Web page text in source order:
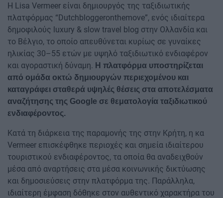
Η Lisa Vermeer είναι δημιουργός της ταξιδιωτικής
πλατφόρμας “Dutchbloggeronthemove”, ενός ιδιαίτερα
δημοφιλούς luxury & slow travel blog στην Ολλανδία και
το Βέλγιο, το οποίο απευθύνεται κυρίως σε γυναίκες
ηλικίας 30–55 ετών με υψηλό ταξιδιωτικό ενδιαφέρον
και αγοραστική δύναμη. Η πλατφόρμα υποστηρίζεται
από ομάδα οκτώ δημιουργών περιεχομένου και
καταγράφει σταθερά υψηλές θέσεις στα αποτελέσματα
αναζήτησης της Google σε θεματολογία ταξιδιωτικού
ενδιαφέροντος.
Κατά τη διάρκεια της παραμονής της στην Κρήτη, η κα
Vermeer επισκέφθηκε περιοχές και σημεία ιδιαίτερου
τουριστικού ενδιαφέροντος, τα οποία θα αναδειχθούν
μέσα από αναρτήσεις στα μέσα κοινωνικής δικτύωσης
και δημοσιεύσεις στην πλατφόρμα της. Παράλληλα,
ιδιαίτερη έμφαση δόθηκε στον αυθεντικό χαρακτήρα του